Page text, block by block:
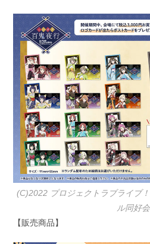
(C)2022 プロジェクトラブライブ
ル同好会
【販売商品】